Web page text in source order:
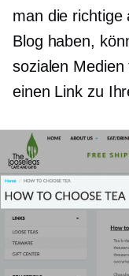
man die richtige
Blog haben,
sozialen
einen Link zu